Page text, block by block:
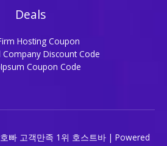
Deals
Hosting Coupon
Company Discount Code
Coupon Code
빠 고객만족 1위 호스트바 | Powered